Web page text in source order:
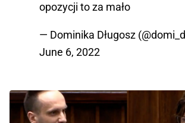
opozycji to za mało
— Dominika Długosz
June 6, 2022